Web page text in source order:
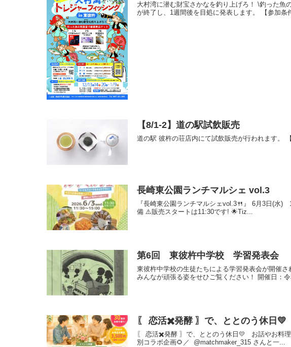
大村湾に潜む財宝さかなを釣り上げろ！ \釣った
が終了し、1週間後を目処に発表します。 【参加条
【8/1-2】道の駅試飲販売
道の駅 彼杵の荘店内にて試飲販売が行われます。
長崎東公園ランチマルシェ vol.3
『長崎東公園ランチマルシェvol.3🍴』 6月3日(
備 ⚠️販売スタートは11:30です! 🌟Tiz...
第6回 東彼杵中学校 学習発表会
東彼杵中学校の生徒たちによる学習発表会が開催
みんなが頑張る姿をせひご覧ください！ 開催日：
〖 恋活✖️発酵 〗で、ととのう休日💛
〖 恋活✖️発酵 〗で、ととのう休日💛 ⁡ ⁡ お話やお料
別コラボ企画🌻／ ⁡ @matchmaker_315 さんと一...